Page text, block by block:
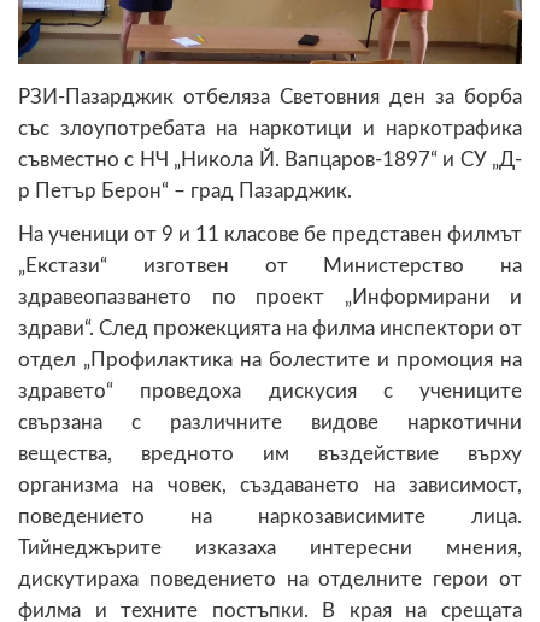
РЗИ-Пазарджик отбеляза Световния ден за борба
със злоупотребата на наркотици и наркотрафика
съвместно с НЧ „Никола Й. Вапцаров-1897“ и СУ „Д-
р Петър Берон“ – град Пазарджик.
На ученици от 9 и 11 класове бе представен филмът
„Екстази“ изготвен от Министерство на
здравеопазването по проект „Информирани и
здрави“. След прожекцията на филма инспектори от
отдел „Профилактика на болестите и промоция на
здравето“ проведоха дискусия с учениците
свързана с различните видове наркотични
вещества, вредното им въздействие върху
организма на човек, създаването на зависимост,
поведението на наркозависимите лица.
Тийнеджърите изказаха интересни мнения,
дискутираха поведението на отделните герои от
филма и техните постъпки. В края на срещата